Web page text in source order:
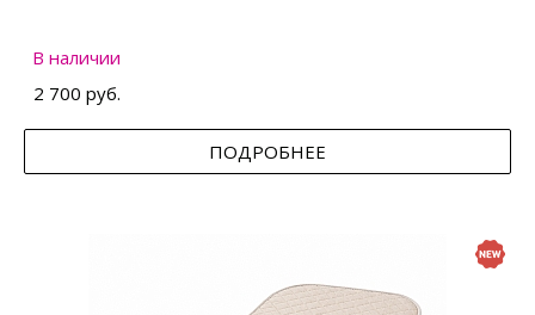
В наличии
2 700 руб.
ПОДРОБНЕЕ